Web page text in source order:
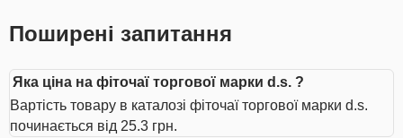
Поширені запитання
Яка ціна на фіточаї торгової марки d.s. ?
Вартість товару в каталозі фіточаї торгової марки d.s.
починається від 25.3 грн.